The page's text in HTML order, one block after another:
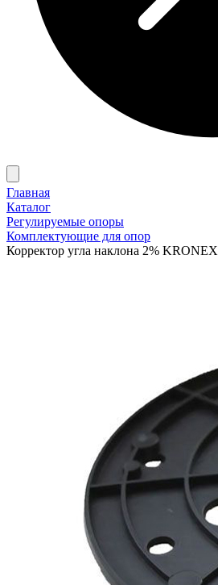
Главная
Каталог
Регулируемые опоры
Комплектующие для опор
Корректор угла наклона 2% KRONEX